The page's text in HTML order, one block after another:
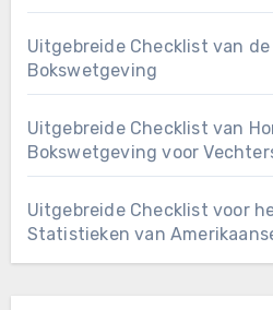
Uitgebreide Checklist van
Bokswetgeving
Uitgebreide Checklist van
Bokswetgeving voor
Uitgebreide Checklist voor
Statistieken van